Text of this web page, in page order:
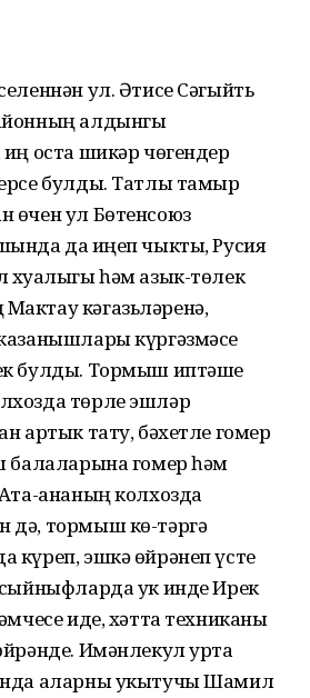
ул. Әтисе Сәгыйть
алдынгы
оста шикәр чөгендер
булды. Татлы тамыр
ул Бөтенсоюз
да җиңеп чыкты, Русия
һәм азык-төлек
кәгазьләренә,
күргәзмәсе
булды. Тормыш иптәше
төрле эшләр
артык тату, бәхетле гомер
балаларына гомер һәм
ананың колхозда
тормыш кө-тәргә
күреп, эшкә өйрәнеп үсте
ук инде Ирек
иде, хәтта техниканы
Имәнлекул урта
аларны укытучы Шамил